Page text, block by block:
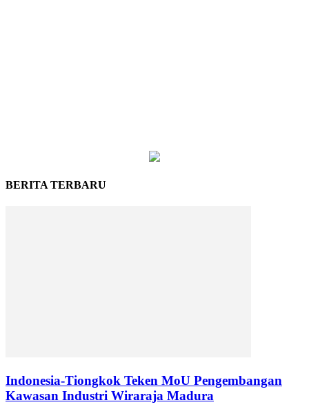
BERITA TERBARU
Indonesia-Tiongkok Teken MoU Pengembangan
Kawasan Industri Wiraraja Madura